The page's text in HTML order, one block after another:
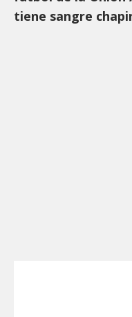
tiene sangre